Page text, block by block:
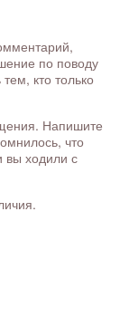
по поводу
кто только
Напишите
что
вы ходили с